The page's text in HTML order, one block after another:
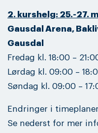
2. kurshelg: 25.-27.
Gausdal Arena,
Gausdal
Fredag kl. 18:00 –
Lørdag kl. 09:00 –
Søndag kl. 09:00 –
Endringer i
Se nederst for mer